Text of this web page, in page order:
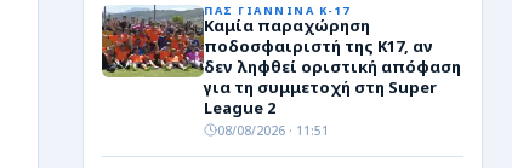
ΠΑΣ ΓΙΑΝΝΙΝΑ Κ-17
Καμία παραχώρηση
ποδοσφαιριστή της Κ17, αν
δεν ληφθεί οριστική απόφαση
για τη συμμετοχή στη Super
League 2
08/08/2026 · 11:51